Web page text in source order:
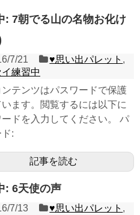
: 7朝でる山の名物お化け
7/21 ♥︎思い出パレット ,
練習中
ンテンツはパスワードで保護
います。閲覧するには以下に
ドを入力してください。 パ
:
記事を読む
: 6天使の声
7/13 ♥︎思い出パレット ,